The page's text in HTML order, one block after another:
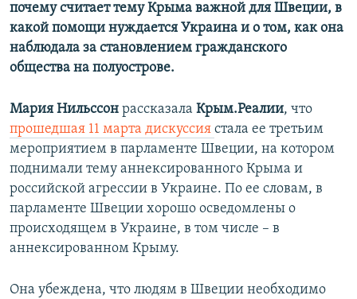
почему считает тему Крыма важной для Швеции, в
какой помощи нуждается Украина и о том, как она
наблюдала за становлением гражданского
общества на полуострове.​
Мария Нильссон рассказала Крым.Реалии, что
прошедшая 11 марта дискуссия стала ее третьим
мероприятием в парламенте Швеции, на котором
поднимали тему аннексированного Крыма и
российской агрессии в Украине. По ее словам, в
парламенте Швеции хорошо осведомлены о
происходящем в Украине, в том числе – в
аннексированном Крыму.
Она убеждена, что людям в Швеции необходимо